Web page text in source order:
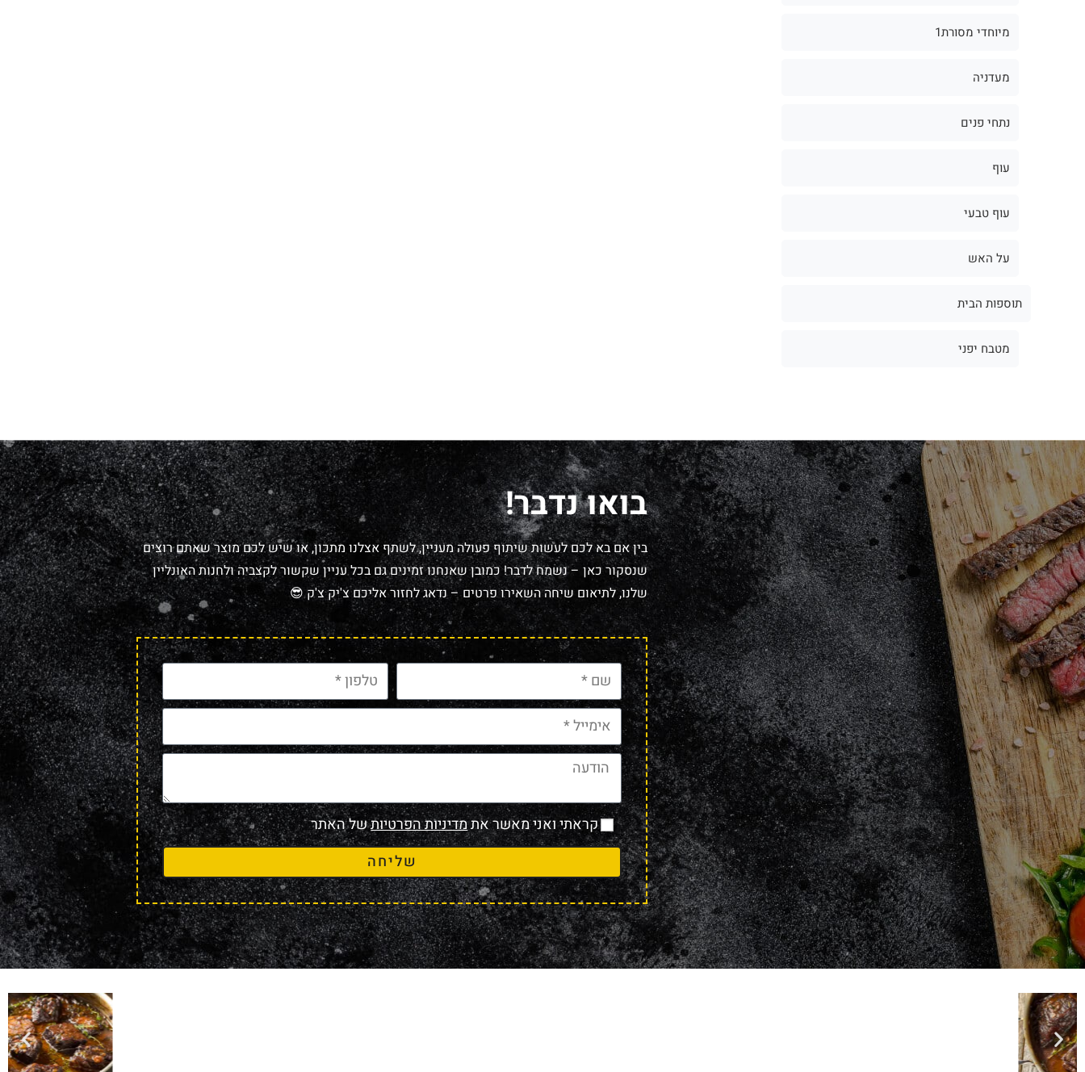
מיוחדי מסורת1
מעדניה
נתחי פנים
עוף
עוף טבעי
על האש
תוספות הבית
מטבח יפני
בואו נדבר!
בין אם בא לכם לעשות שיתוף פעולה מעניין, לשתף אצלנו מתכון, או שיש לכם מוצר שאתם רוצים
שנסקור כאן – נשמח לדבר! כמובן שאנחנו זמינים גם בכל עניין שקשור לקצביה ולחנות האונליין
שלנו, לתיאום שיחה השאירו פרטים – נדאג לחזור אליכם צ'יק צ'ק 😎
קראתי ואני מאשר אתמדיניות הפרטיותשל האתר
שליחה